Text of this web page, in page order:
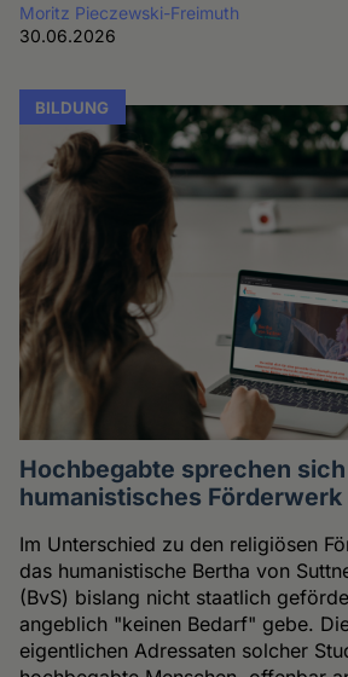
Moritz Pieczewski-Freimuth
30.06.2026
BILDUNG
Hochbegabte sprechen
humanistisches Förderwerk
Im Unterschied zu den religiösen
das humanistische Bertha von
(BvS) bislang nicht staatlich
angeblich "keinen Bedarf" gebe.
eigentlichen Adressaten solcher